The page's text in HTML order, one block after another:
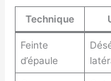
Technique
Feinte
d’épaule